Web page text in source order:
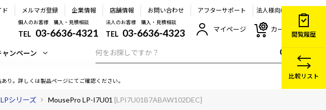
ド メルマガ登録 企業情報 店舗情報 お問い合わせ アフターサポート 法人様向け
個人のお客様 購入・見積相談
TEL 03-6636-4321
法人のお客様 購入・見積相談
TEL 03-6636-4323 マイページ カート
ンペーン
り。詳しくは製品ページにてご確認ください。
LPシリーズ MousePro LP-I7U01 [LPI7U01B7ABAW102DEC]
閲覧履歴
比較リスト